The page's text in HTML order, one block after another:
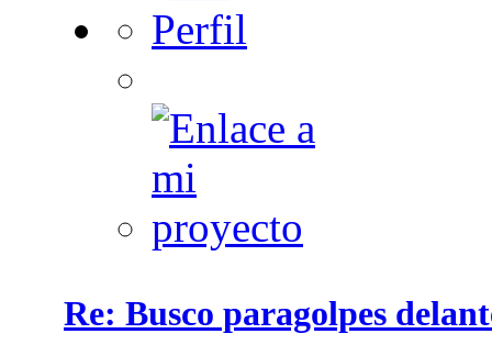
Re: Busco paragolpes